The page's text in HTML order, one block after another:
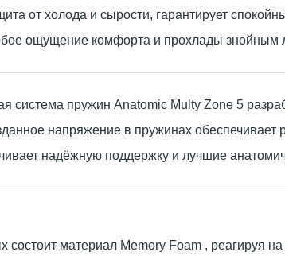
от холода и сырости, гарантирует
ощущение комфорта и прохлады знойным
система пружин Anatomic Multy Zone 5
напряжение в пружинах обеспечивает
надёжную поддержку и лучшие
состоит материал Memory Foam , реагируя